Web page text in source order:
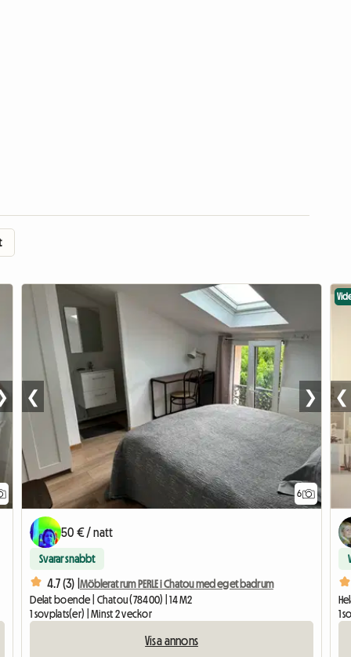
6
❮ ❯
50 € / natt
Svarar snabbt
4.7 (3) | Möblerat rum PERLE i Chatou med eget badrum
Delat boende | Chatou (78400) | 14 M2
1 sovplats(er) | Minst 2 veckor
Visa annons
❮
1